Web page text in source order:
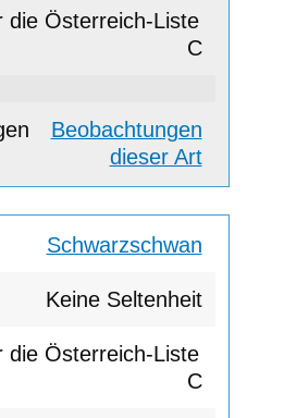
C
Beobachtungen
dieser Art
Schwarzschwan
Keine Seltenheit
C